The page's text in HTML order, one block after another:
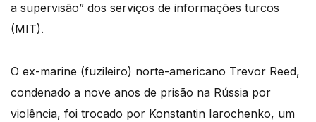
a supervisão” dos serviços de informações turcos
(MIT).
O ex-marine (fuzileiro) norte-americano Trevor Reed,
condenado a nove anos de prisão na Rússia por
violência, foi trocado por Konstantin Iarochenko, um